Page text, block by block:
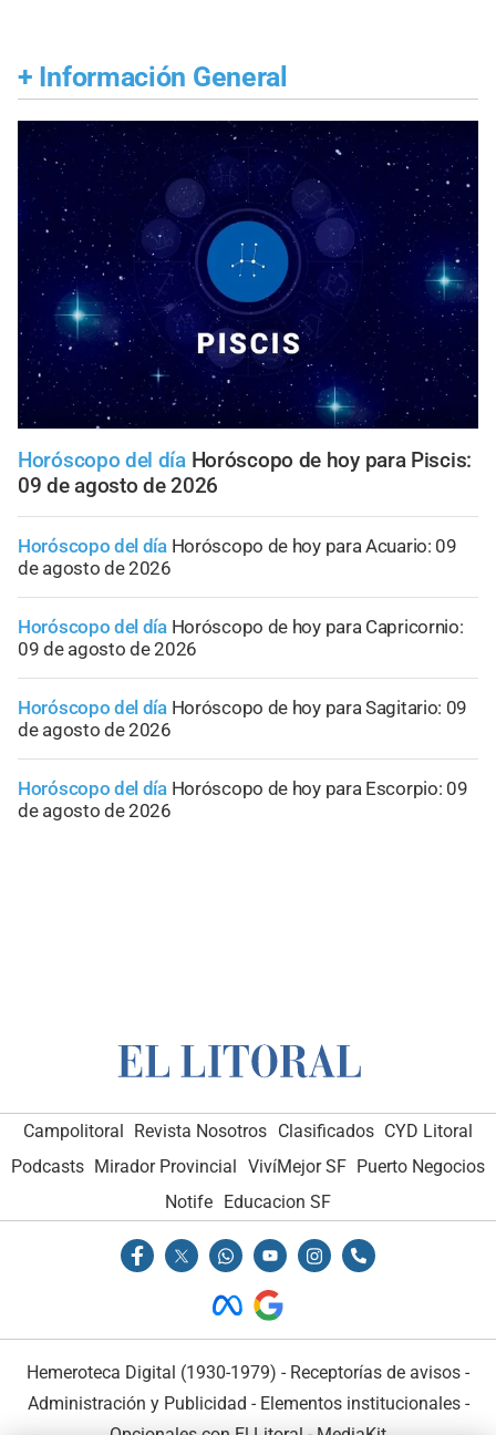
+ Información General
Horóscopo del día Horóscopo de hoy para Piscis:
09 de agosto de 2026
Horóscopo del día Horóscopo de hoy para Acuario: 09
de agosto de 2026
Horóscopo del día Horóscopo de hoy para Capricornio:
09 de agosto de 2026
Horóscopo del día Horóscopo de hoy para Sagitario: 09
de agosto de 2026
Horóscopo del día Horóscopo de hoy para Escorpio: 09
de agosto de 2026
Campolitoral Revista Nosotros Clasificados CYD Litoral
Podcasts Mirador Provincial VivíMejor SF Puerto Negocios
Notife Educacion SF
Hemeroteca Digital (1930-1979) - Receptorías de avisos -
Administración y Publicidad - Elementos institucionales-